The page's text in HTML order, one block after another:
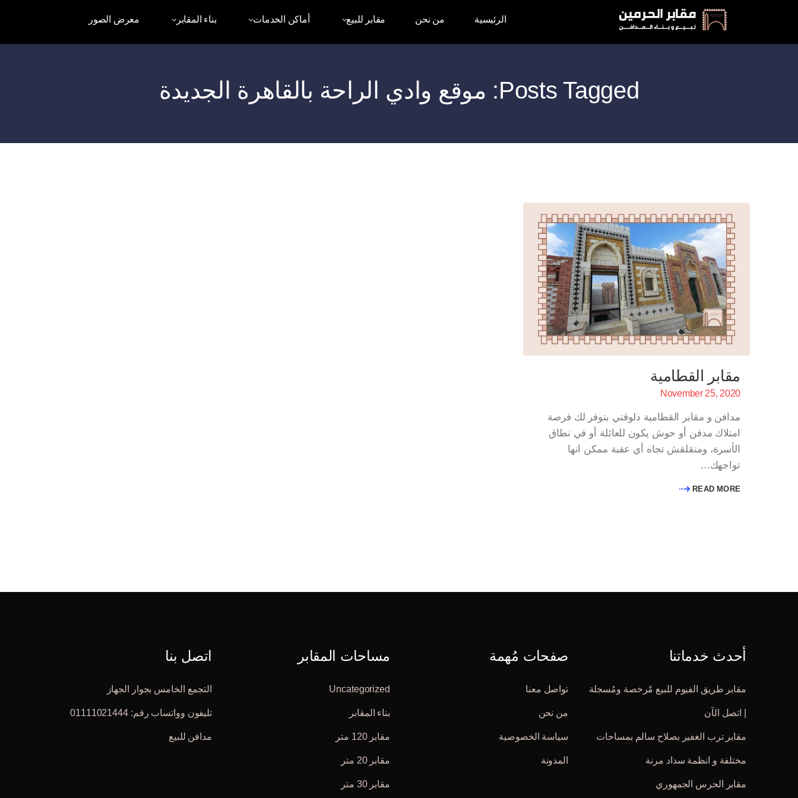
الرئيسية من نحن مقابر للبيع أماكن الخدمات بناء المقابر معرض الصور
Posts Tagged: موقع وادي الراحة بالقاهرة الجديدة
مقابر القطامية
November 25, 2020
مدافن و مقابر القطامية دلوقتي بتوفر لك فرصة
امتلاك مدفن أو حوش يكون للعائلة أو في نطاق
الأسرة، ومتقلقش تجاه أي عقبة ممكن انها
تواجهك…
READ MORE
أحدث خدماتنا
مقابر طريق الفيوم للبيع مٌرخصة ومُسجلة
| اتصل الآن
مقابر ترب الغفير بصلاح سالم بمساحات
مختلفة و انظمة سداد مرنة
مقابر الحرس الجمهوري
صفحات مُهمة
تواصل معنا
من نحن
سياسة الخصوصية
المدونة
مساحات المقابر
Uncategorized
بناء المقابر
مقابر 120 متر
مقابر 20 متر
مقابر 30 متر
اتصل بنا
التجمع الخامس بجوار الجهاز
تليفون وواتساب رقم: 01111021444
مدافن للبيع